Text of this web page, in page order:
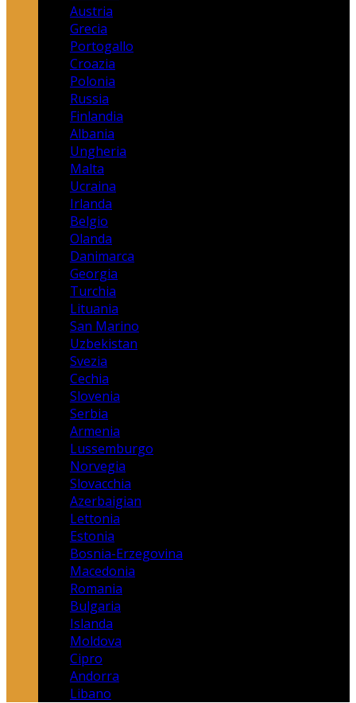
Austria
Grecia
Portogallo
Croazia
Polonia
Russia
Finlandia
Albania
Ungheria
Malta
Ucraina
Irlanda
Belgio
Olanda
Danimarca
Georgia
Turchia
Lituania
San Marino
Uzbekistan
Svezia
Cechia
Slovenia
Serbia
Armenia
Lussemburgo
Norvegia
Slovacchia
Azerbaigian
Lettonia
Estonia
Bosnia-Erzegovina
Macedonia
Romania
Bulgaria
Islanda
Moldova
Cipro
Andorra
Libano